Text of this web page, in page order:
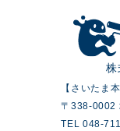
株
【さいたま本
〒338-0002
TEL 048-